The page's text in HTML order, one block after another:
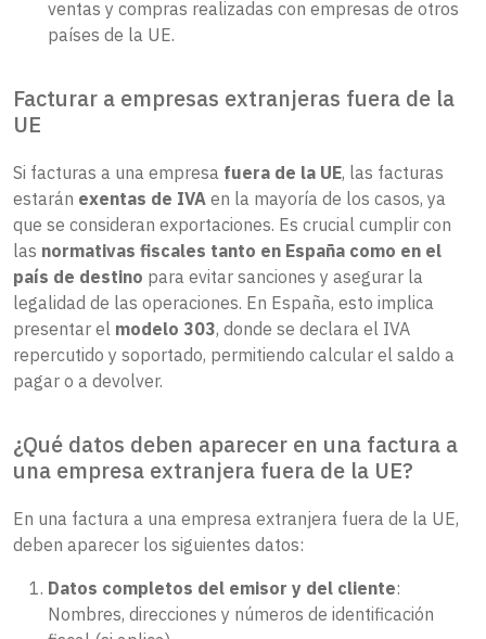
ventas y compras realizadas con empresas de otros
países de la UE.
Facturar a empresas extranjeras fuera de la
UE
Si facturas a una empresa fuera de la UE, las facturas
estarán exentas de IVA en la mayoría de los casos, ya
que se consideran exportaciones. Es crucial cumplir con
las normativas fiscales tanto en España como en el
país de destino para evitar sanciones y asegurar la
legalidad de las operaciones. En España, esto implica
presentar el modelo 303, donde se declara el IVA
repercutido y soportado, permitiendo calcular el saldo a
pagar o a devolver.
¿Qué datos deben aparecer en una factura a
una empresa extranjera fuera de la UE?
En una factura a una empresa extranjera fuera de la UE,
deben aparecer los siguientes datos:
Datos completos del emisor y del cliente:
Nombres, direcciones y números de identificación